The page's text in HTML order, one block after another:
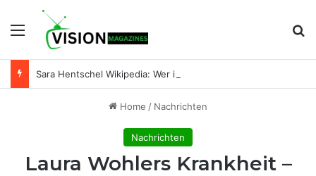
Menu
Home / Nachrichten
Nachrichten
Laura Wohlers Krankheit –